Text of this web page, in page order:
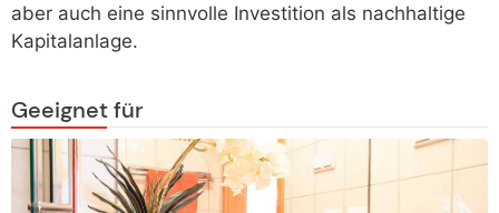
aber auch eine sinnvolle Investition als nachhaltige
Kapitalanlage.
Geeignet für